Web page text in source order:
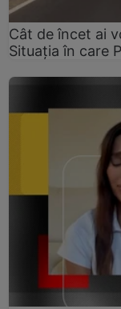
Cât de încet ai
Situația în care